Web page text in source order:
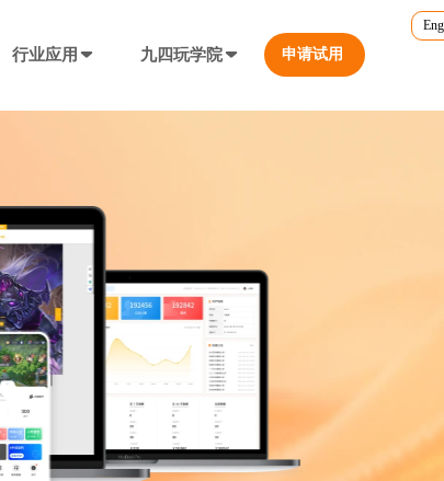
放式...
等
戏体验
行业应用
具
引流
监控
使用公众号一键充值，快捷方便
大转盘（抽奖）
抽奖营销活动，增加玩家留存率
自定义专题页
让您的游戏平台与众不同
九四玩学院 申请试用